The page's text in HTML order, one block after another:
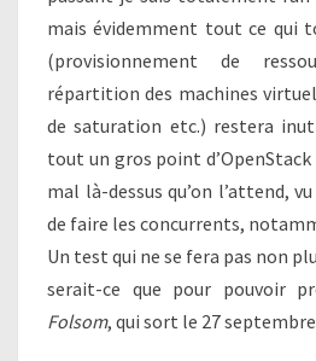
mais évidemment tout ce qui
(provisionnement de
répartition des machines
de saturation etc.) restera
tout un gros point d’OpenStack
mal là-dessus qu’on l’attend,
de faire les concurrents,
Un test qui ne se fera pas non
serait-ce que pour pouvoir
Folsom, qui sort le 27